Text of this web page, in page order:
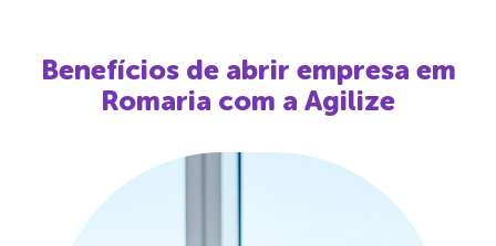
Benefícios de abrir empresa em
Romaria com a Agilize